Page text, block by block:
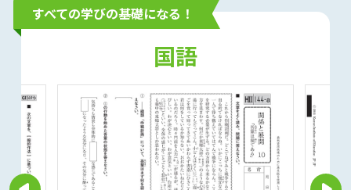
すべての学びの基礎になる！
国語